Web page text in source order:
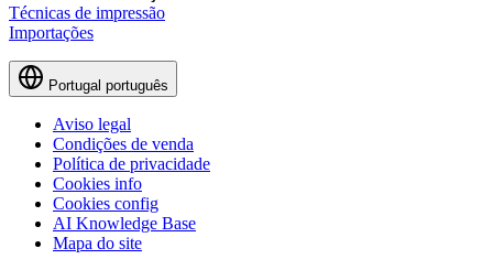
Técnicas de impressão
Importações
Portugal português
Aviso legal
Condições de venda
Política de privacidade
Cookies info
Cookies config
AI Knowledge Base
Mapa do site